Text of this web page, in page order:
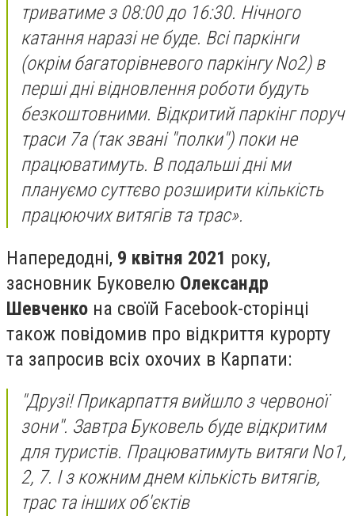
триватиме з 08:00 до 16:30. Нічного
катання наразі не буде. Всі паркінги
(окрім багаторівневого паркінгу No2) в
перші дні відновлення роботи будуть
безкоштовними. Відкритий паркінг поруч
траси 7а (так звані "полки") поки не
працюватимуть. В подальші дні ми
плануємо суттєво розширити кількість
працюючих витягів та трас».
Напередодні, 9 квітня 2021 року,
засновник Буковелю Олександр
Шевченко на своїй Facebook-сторінці
також повідомив про відкриття курорту
та запросив всіх охочих в Карпати:
"Друзі! Прикарпаття вийшло з червоної
зони''. Завтра Буковель буде відкритим
для туристів. Працюватимуть витяги No1,
2, 7. І з кожним днем кількість витягів,
трас та інших об'єктів